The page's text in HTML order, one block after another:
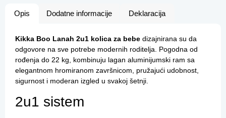
Opis Dodatne informacije Deklaracija
Kikka Boo Lanah 2u1 kolica za bebe dizajnirana su da
odgovore na sve potrebe modernih roditelja. Pogodna od
rođenja do 22 kg, kombinuju lagan aluminijumski ram sa
elegantnom hromiranom završnicom, pružajući udobnost,
sigurnost i moderan izgled u svakoj šetnji.
2u1 sistem